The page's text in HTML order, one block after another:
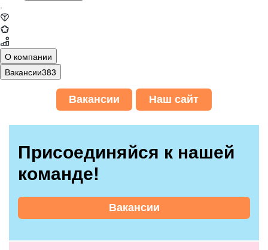
·
О компании
Вакансии383
Вакансии Наш сайт
Присоединяйся к нашей
команде!
Вакансии